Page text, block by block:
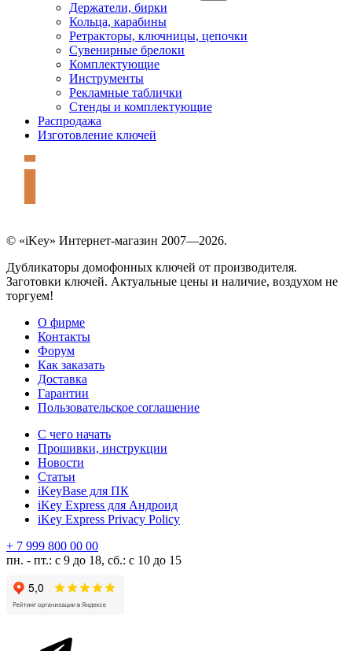
Держатели, бирки
Кольца, карабины
Ретракторы, ключницы, цепочки
Сувенирные брелоки
Комплектующие
Инструменты
Рекламные таблички
Стенды и комплектующие
Распродажа
Изготовление ключей
© «iKey» Интернет-магазин 2007—2026.
Дубликаторы домофонных ключей от производителя.
Заготовки ключей. Актуальные цены и наличие, воздухом не
торгуем!
О фирме
Контакты
Форум
Как заказать
Доставка
Гарантии
Пользовательское соглашение
С чего начать
Прошивки, инструкции
Новости
Статьи
iKeyBase для ПК
iKey Express для Андроид
iKey Express Privacy Policy
+ 7 999 800 00 00
пн. - пт.: с 9 до 18, сб.: с 10 до 15